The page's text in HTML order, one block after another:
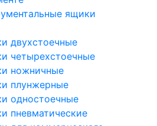
ящики
двухстоечные
четырехстоечные
ножничные
плунжерные
одностоечные
пневматические